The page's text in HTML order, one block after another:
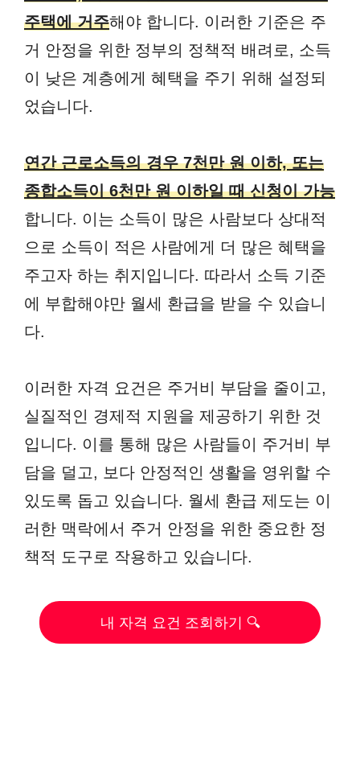
주택에 거주해야 합니다. 이러한 기준은 주
거 안정을 위한 정부의 정책적 배려로, 소득
이 낮은 계층에게 혜택을 주기 위해 설정되
었습니다.
연간 근로소득의 경우 7천만 원 이하, 또는
종합소득이 6천만 원 이하일 때 신청이 가능
합니다. 이는 소득이 많은 사람보다 상대적
으로 소득이 적은 사람에게 더 많은 혜택을
주고자 하는 취지입니다. 따라서 소득 기준
에 부합해야만 월세 환급을 받을 수 있습니
다.
이러한 자격 요건은 주거비 부담을 줄이고,
실질적인 경제적 지원을 제공하기 위한 것
입니다. 이를 통해 많은 사람들이 주거비 부
담을 덜고, 보다 안정적인 생활을 영위할 수
있도록 돕고 있습니다. 월세 환급 제도는 이
러한 맥락에서 주거 안정을 위한 중요한 정
책적 도구로 작용하고 있습니다.
내 자격 요건 조회하기 🔍